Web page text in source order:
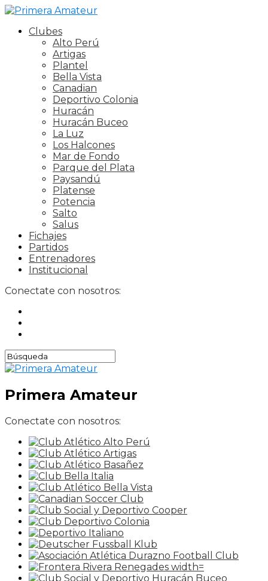
Clubes
Alto Perú
Artigas
Plantel
Bella Vista
Canadian
Deportivo Colonia
Huracán
Huracán Buceo
La Luz
Los Halcones
Mar de Fondo
Parque del Plata
Paysandú
Platense
Potencia
Salto
Salus
Fichajes
Partidos
Entrenadores
Institucional
Conectate con nosotros:
Primera Amateur
Conectate con nosotros: